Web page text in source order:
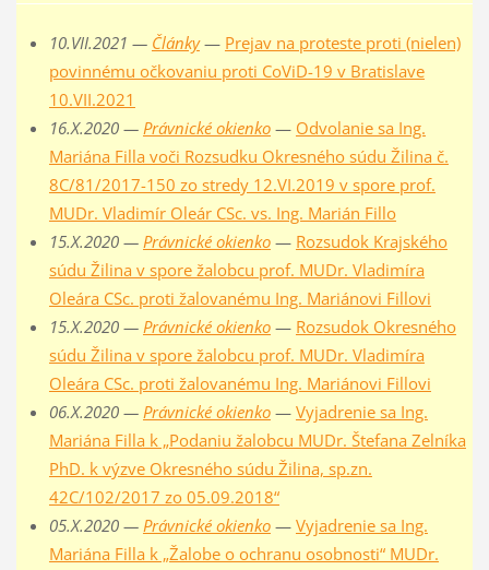
10.VII.2021 — Články— Prejav na proteste proti (nielen)
povinnému očkovaniu proti CoViD-19 v Bratislave
10.VII.2021
16.X.2020 — Právnické okienko— Odvolanie sa Ing.
Mariána Filla voči Rozsudku Okresného súdu Žilina č.
8C/81/2017-150 zo stredy 12.VI.2019 v spore prof.
MUDr. Vladimír Oleár CSc. vs. Ing. Marián Fillo
15.X.2020 — Právnické okienko— Rozsudok Krajského
súdu Žilina v spore žalobcu prof. MUDr. Vladimíra
Oleára CSc. proti žalovanému Ing. Mariánovi Fillovi
15.X.2020 — Právnické okienko— Rozsudok Okresného
súdu Žilina v spore žalobcu prof. MUDr. Vladimíra
Oleára CSc. proti žalovanému Ing. Mariánovi Fillovi
06.X.2020 — Právnické okienko— Vyjadrenie sa Ing.
Mariána Filla k „Podaniu žalobcu MUDr. Štefana Zelníka
PhD. k výzve Okresného súdu Žilina, sp.zn.
42C/102/2017 zo 05.09.2018“
05.X.2020 — Právnické okienko— Vyjadrenie sa Ing.
Mariána Filla k „Žalobe o ochranu osobnosti“ MUDr.